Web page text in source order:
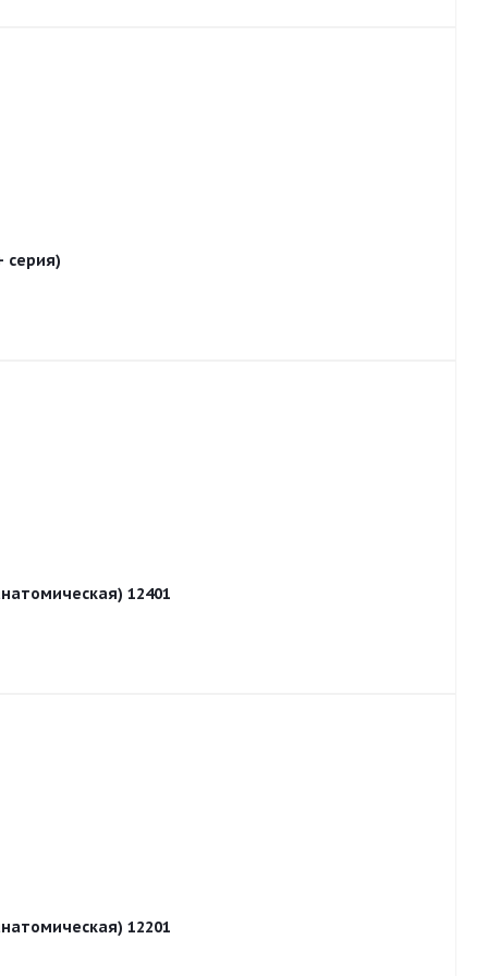
серия)
12401
12201